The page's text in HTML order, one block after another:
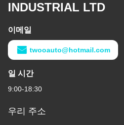
INDUSTRIAL LTD
이메일
twooauto@hotmail.com
일 시간
9:00-18:30
우리 주소